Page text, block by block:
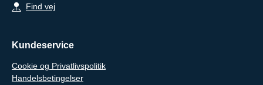
Find vej
Kundeservice
Cookie og Privatlivspolitik
Handelsbetingelser